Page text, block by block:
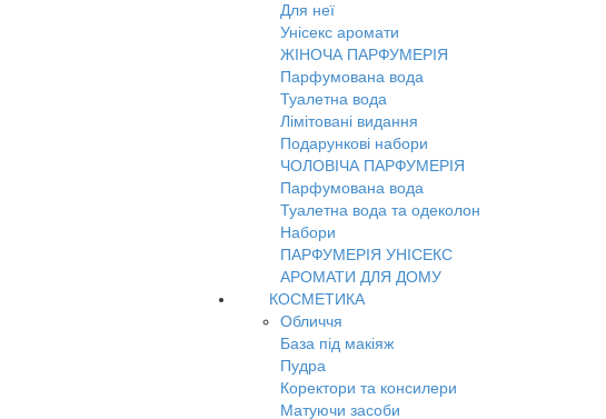
Для неї
Унісекс аромати
ЖІНОЧА ПАРФУМЕРІЯ
Парфумована вода
Туалетна вода
Лімітовані видання
Подарункові набори
ЧОЛОВІЧА ПАРФУМЕРІЯ
Парфумована вода
Туалетна вода та одеколон
Набори
ПАРФУМЕРІЯ УНІСЕКС
АРОМАТИ ДЛЯ ДОМУ
КОСМЕТИКА
Обличчя
База під макіяж
Пудра
Коректори та консилери
Матуючи засоби